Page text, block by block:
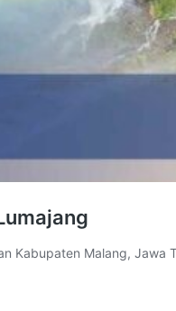
Kabupaten Malang, Jawa